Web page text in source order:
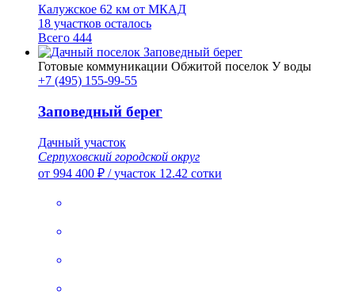
Калужское 62 км от МКАД
18 участков осталось
Всего 444
Готовые коммуникации Обжитой поселок У воды
+7 (495) 155-99-55
Заповедный берег
Дачный участок
Серпуховский городской округ
от 994 400 ₽ /участок 12.42 сотки